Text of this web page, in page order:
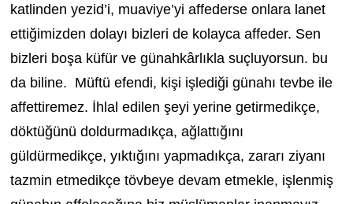
katlinden yezid’i, muaviye’yi affederse onlara lanet
ettiğimizden dolayı bizleri de kolayca affeder. Sen
bizleri boşa küfür ve günahkârlıkla suçluyorsun. bu
da biline. Müftü efendi, kişi işlediği günahı tevbe ile
affettiremez. İhlal edilen şeyi yerine getirmedikçe,
döktüğünü doldurmadıkça, ağlattığını
güldürmedikçe, yıktığını yapmadıkça, zararı ziyanı
tazmin etmedikçe tövbeye devam etmekle, işlenmiş